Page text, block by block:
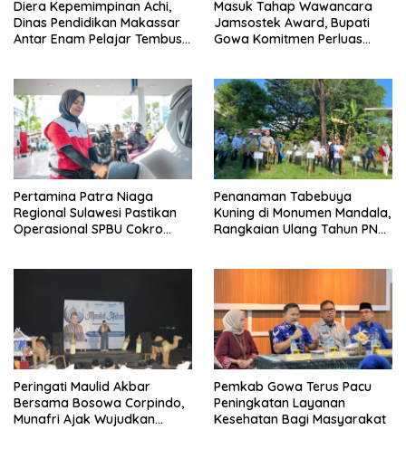
Diera Kepemimpinan Achi,
Dinas Pendidikan Makassar
Antar Enam Pelajar Tembus
Masuk Tahap Wawancara
Jamsostek Award, Bupati
Gowa Komitmen Perluas
Pertamina Patra Niaga
Regional Sulawesi Pastikan
Operasional SPBU Cokro
Penanaman Tabebuya
Kuning di Monumen Mandala,
Rangkaian Ulang Tahun PNM
Peringati Maulid Akbar
Bersama Bosowa Corpindo,
Munafri Ajak Wujudkan
Pemkab Gowa Terus Pacu
Peningkatan Layanan
Kesehatan Bagi Masyarakat